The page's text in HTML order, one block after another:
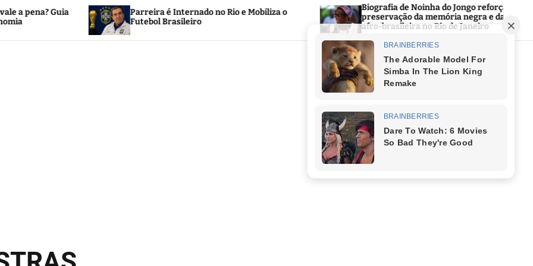
Parreira é Internado no Rio e Mobiliza o
Futebol Brasileiro
Biografia de Noinha do Jongo reforça a
preservação da memória negra e da cultura
afro-brasileira no Rio de Janeiro
área